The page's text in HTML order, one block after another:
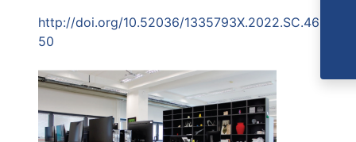
http://doi.org/10.52036/1335793X.2022.SC.46-
50